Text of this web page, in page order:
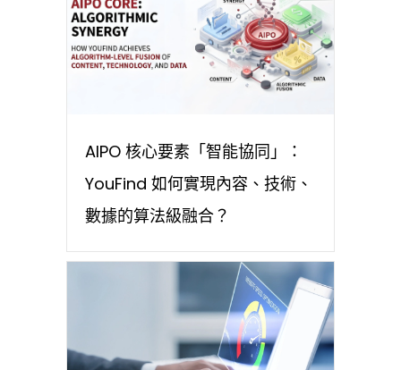
AIPO 核心要素「智能協同」：
YouFind 如何實現內容、技術、
數據的算法級融合？